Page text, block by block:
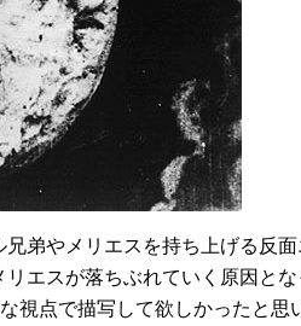
弟やメリエスを持ち上げる反
エスが落ちぶれていく原因と
視点で描写して欲しかったと